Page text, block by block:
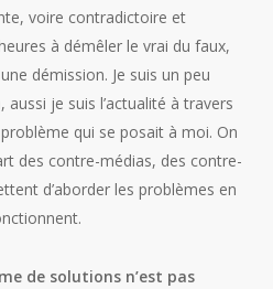
voire contradictoire et
à démêler le vrai du faux,
démission. Je suis un peu
je suis l’actualité à travers
qui se posait à moi. On
des contre-médias, des contre-
d’aborder les problèmes en
de solutions n’est pas